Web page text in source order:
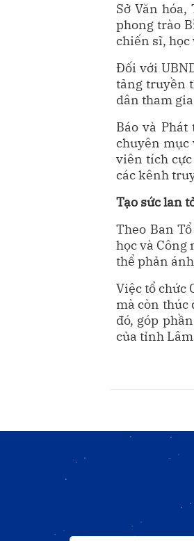
Sở Văn
phong trào
chiến sĩ, học
Đối với
tảng truyền
dân tham
Báo và
chuyên mục
viên tích
các kênh
Tạo sức lan
Theo Ban
học và
thể phản
Việc tổ chức
mà còn thúc
đó, góp
của tỉnh